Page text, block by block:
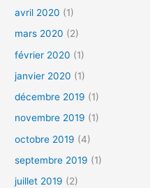
avril 2020 (1)
mars 2020 (2)
février 2020 (1)
janvier 2020 (1)
décembre 2019 (1)
novembre 2019 (1)
octobre 2019 (4)
septembre 2019 (1)
juillet 2019 (2)